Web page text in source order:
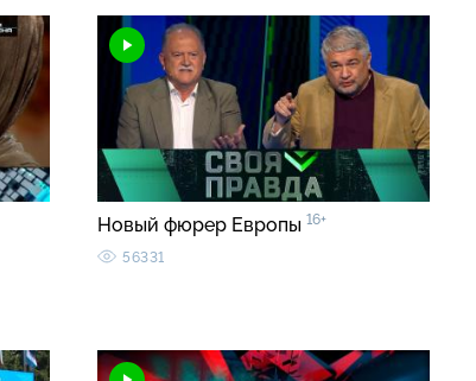
Новый фюрер Европы 16+
56331